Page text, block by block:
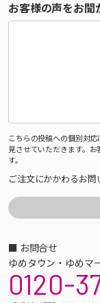
お客様の声をお聞
こちらの投稿への個別対
見させていただきます。
す。
ご注文にかかわるお問
■ お問合せ
ゆめタウン・ゆめマ
0120-